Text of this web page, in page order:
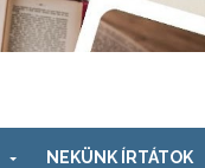
NEKÜNK ÍRTÁTOK